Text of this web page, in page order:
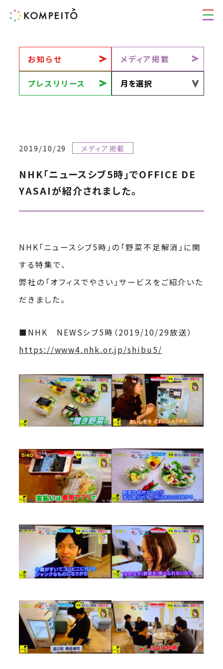
お知らせ メディア掲載
プレスリリース
2019/10/29 メディア掲載
NHK「ニュースシブ5時」でOFFICE DE
YASAIが紹介されました。
NHK「ニュースシブ5時」の「野菜不足解消」に関
する特集で、
弊社の「オフィスでやさい」サービスをご紹介いた
だきました。
■NHK NEWSシブ5時（2019/10/29放送）
https://www4.nhk.or.jp/shibu5/